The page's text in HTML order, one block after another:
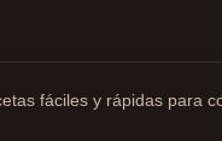
fáciles y rápidas para